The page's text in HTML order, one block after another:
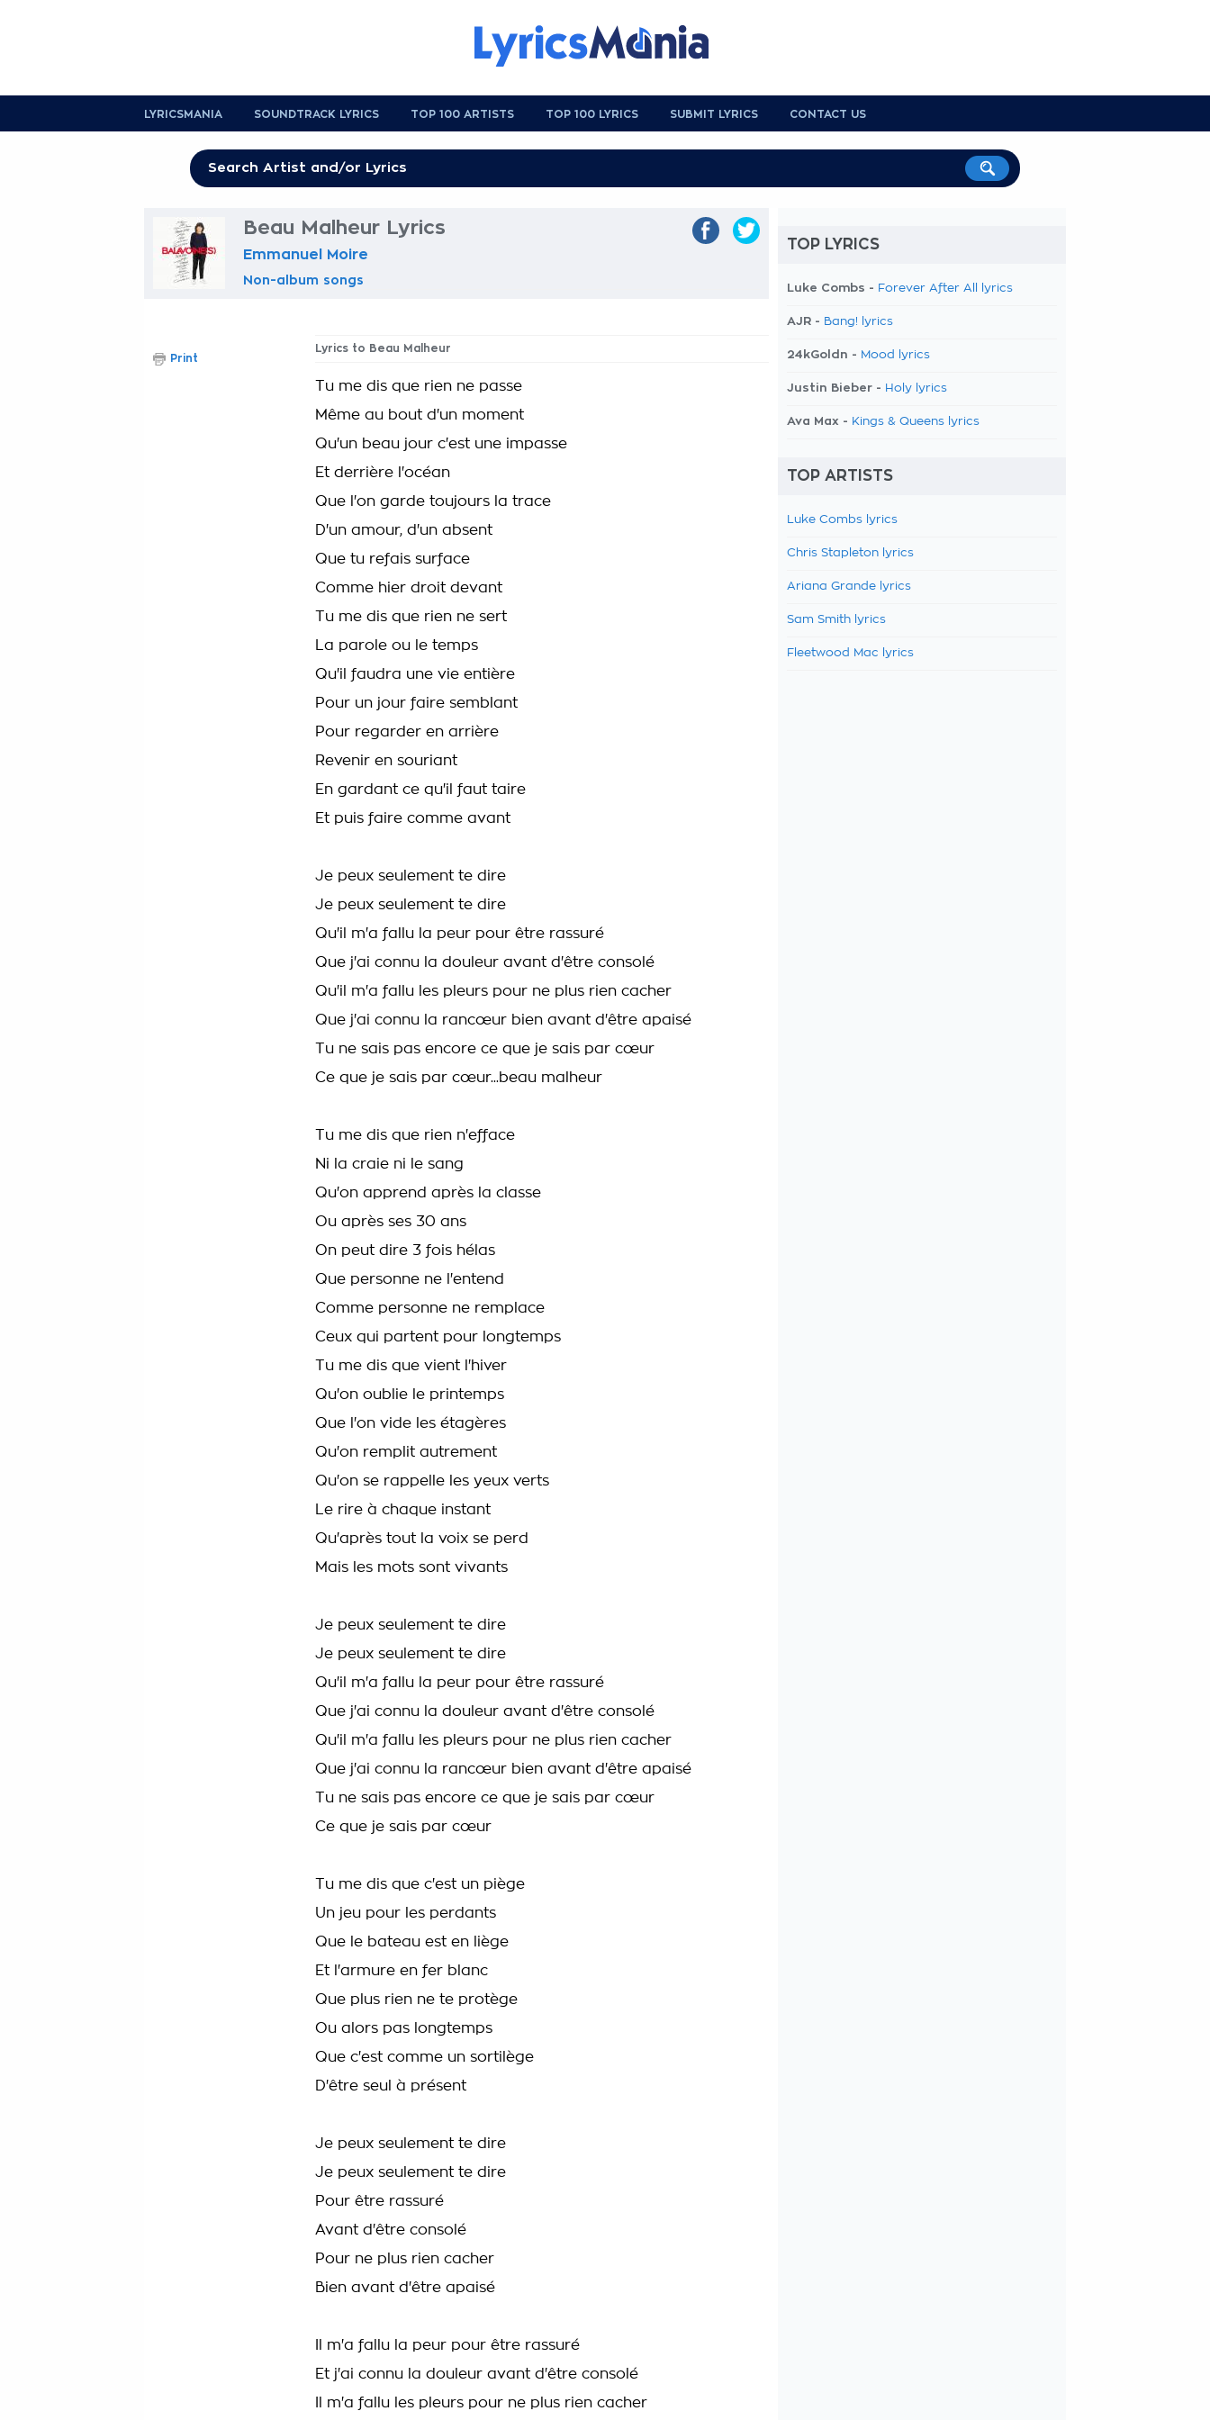
LYRICSMANIA SOUNDTRACK LYRICS TOP 100 ARTISTS TOP 100 LYRICS SUBMIT LYRICS CONTACT US
Beau Malheur Lyrics
Emmanuel Moire
Non-album songs
Lyrics to Beau Malheur
Tu me dis que rien ne passe
Même au bout d'un moment
Qu'un beau jour c'est une impasse
Et derrière l'océan
Que l'on garde toujours la trace
D'un amour, d'un absent
Que tu refais surface
Comme hier droit devant
Tu me dis que rien ne sert
La parole ou le temps
Qu'il faudra une vie entière
Pour un jour faire semblant
Pour regarder en arrière
Revenir en souriant
En gardant ce qu'il faut taire
Et puis faire comme avant
Je peux seulement te dire
Je peux seulement te dire
Qu'il m'a fallu la peur pour être rassuré
Que j'ai connu la douleur avant d'être consolé
Qu'il m'a fallu les pleurs pour ne plus rien cacher
Que j'ai connu la rancœur bien avant d'être apaisé
Tu ne sais pas encore ce que je sais par cœur
Ce que je sais par cœur...beau malheur
Tu me dis que rien n'efface
Ni la craie ni le sang
Qu'on apprend après la classe
Ou après ses 30 ans
On peut dire 3 fois hélas
Que personne ne l'entend
Comme personne ne remplace
Ceux qui partent pour longtemps
Tu me dis que vient l'hiver
Qu'on oublie le printemps
Que l'on vide les étagères
Qu'on remplit autrement
Qu'on se rappelle les yeux verts
Le rire à chaque instant
Qu'après tout la voix se perd
Mais les mots sont vivants
Je peux seulement te dire
Je peux seulement te dire
Qu'il m'a fallu la peur pour être rassuré
Que j'ai connu la douleur avant d'être consolé
Qu'il m'a fallu les pleurs pour ne plus rien cacher
Que j'ai connu la rancœur bien avant d'être apaisé
Tu ne sais pas encore ce que je sais par cœur
Ce que je sais par cœur
Tu me dis que c'est un piège
Un jeu pour les perdants
Que le bateau est en liège
Et l'armure en fer blanc
Que plus rien ne te protège
Ou alors pas longtemps
Que c'est comme un sortilège
D'être seul à présent
Je peux seulement te dire
Je peux seulement te dire
Pour être rassuré
Avant d'être consolé
Pour ne plus rien cacher
Bien avant d'être apaisé
Il m'a fallu la peur pour être rassuré
Et j'ai connu la douleur avant d'être consolé
Il m'a fallu les pleurs pour ne plus rien cacher
Print
TOP LYRICS
Luke Combs - Forever After All lyrics
AJR - Bang! lyrics
24kGoldn - Mood lyrics
Justin Bieber - Holy lyrics
Ava Max - Kings & Queens lyrics
TOP ARTISTS
Luke Combs lyrics
Chris Stapleton lyrics
Ariana Grande lyrics
Sam Smith lyrics
Fleetwood Mac lyrics